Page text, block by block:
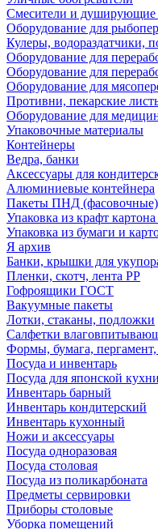
Смесители и душирующие
Оборудование для
Кулеры, водораздатчики,
Оборудование для
Оборудование для
Оборудование для
Противни, пекарские
Оборудование для
Упаковочные материалы
Контейнеры
Ведра, банки
Аксессуары для
Алюминиевые контейнера
Пакеты ПНД (фасовочные)
Упаковка из крафт
Упаковка из бумаги и
Я архив
Банки, крышки для
Пленки, скотч, лента РР
Гофроящики ГОСТ
Вакуумные пакеты
Лотки, стаканы, подложки
Салфетки
Формы, бумага, пергамент,
Посуда и инвентарь
Посуда для японской кухни
Инвентарь барный
Инвентарь кондитерский
Инвентарь кухонный
Ножи и аксессуары
Посуда одноразовая
Посуда столовая
Посуда из поликарбоната
Предметы сервировки
Приборы столовые
Уборка помещений